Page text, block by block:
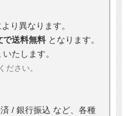
り異なります。
で送料無料 となります。
いたします。
ださい。
/ 銀行振込 など、各種